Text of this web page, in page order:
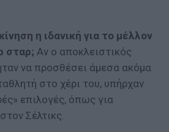
η ιδανική για το μέλλον
σταρ; Αν ο αποκλειστικός
να προσθέσει άμεσα ακόμα
στο χέρι του, υπήρχαν
επιλογές, όπως για
Σέλτικς.